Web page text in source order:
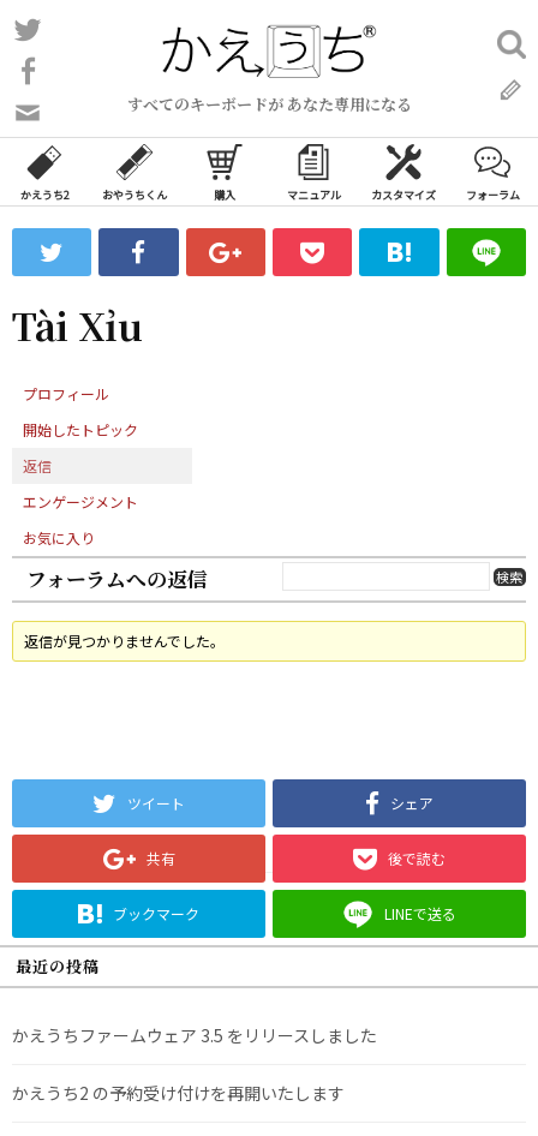
コ
ン
ン
ツ
ス
ッ
プ
すべてのキーボードが あなた専用になる
い
合
わ
フ
ォ
ー
ム
検
索:
かえうち2 おやうちくん 購入 マニュアル カスタマイズ フォーラム
Tài Xỉu
プロフィール
開始したトピック
返信
エンゲージメント
お気に入り
フォーラムへの返信
返信が見つかりませんでした。
ツイート シェア
共有 後で読む
ブックマーク LINEで送る
最近の投稿
かえうちファームウェア 3.5 をリリースしました
かえうち2 の予約受け付けを再開いたします